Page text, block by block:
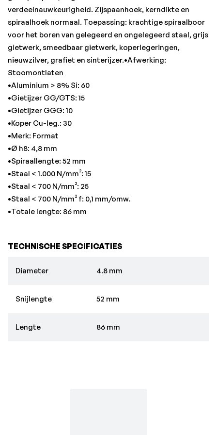
•Totale lengte: 86 mm
verdeelnauwkeurigheid. Zijspaanhoek, kerndikte en
spiraalhoek normaal. Toepassing: krachtige spiraalboor
voor het boren van gelegeerd en ongelegeerd staal, grijs
gietwerk, smeedbaar gietwerk, koperlegeringen,
nieuwzilver, grafiet en sinterijzer.•Afwerking:
Stoomontlaten
•Aluminium > 8% Si: 60
•Gietijzer GG/GTS: 15
•Gietijzer GGG: 10
•Koper Cu-leg.: 30
•Merk: Format
•Ø h8: 4,8 mm
•Spiraallengte: 52 mm
•Staal < 1.000 N/mm²: 15
•Staal < 700 N/mm²: 25
•Staal < 700 N/mm² f: 0,1 mm/omw.
•Totale lengte: 86 mm
TECHNISCHE SPECIFICATIES
Diameter 4.8 mm
Snijlengte 52 mm
Lengte 86 mm